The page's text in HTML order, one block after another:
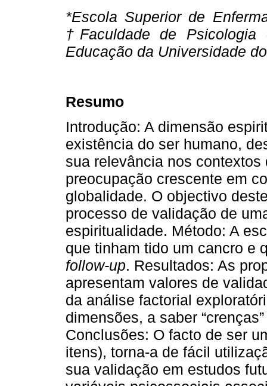
*Escola Superior de
†Faculdade de
Educação da Universidade
Resumo
Introdução: A dimensão
existência do ser humano,
sua relevância nos
preocupação crescente em
globalidade. O objectivo
processo de validação de
espiritualidade. Método: A
que tinham tido um cancro e
follow-up. Resultados: As
apresentam valores de
da análise factorial
dimensões, a saber
Conclusões: O facto de ser
itens), torna-a de fácil
sua validação em estudos